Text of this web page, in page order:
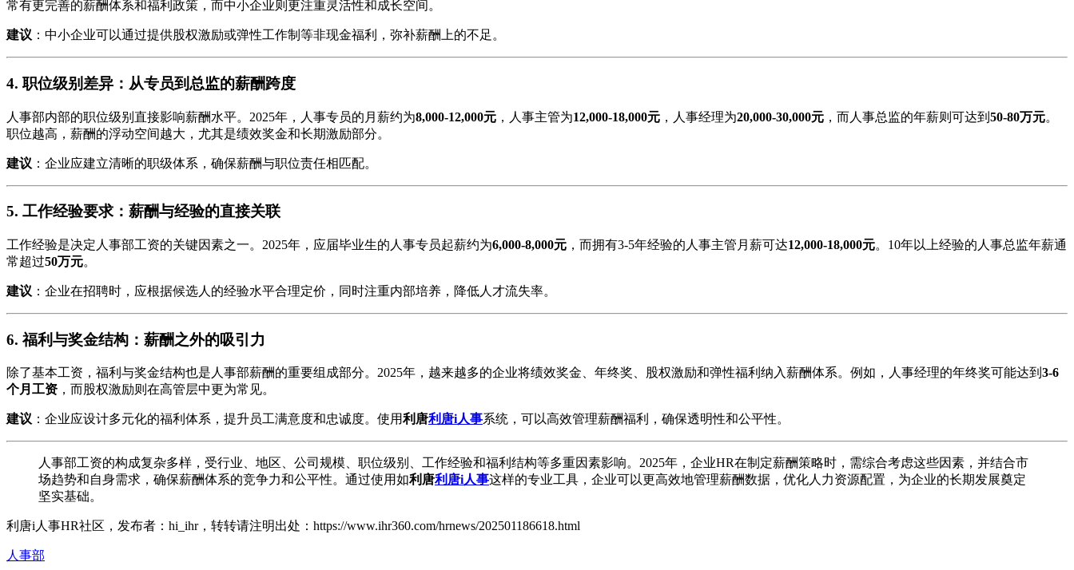
常有更完善的薪酬体系和福利政策，而中小企业则更注重灵活性和成长空间。
建议 ：中小企业可以通过提供股权激励或弹性工作制等非现金福利，弥补薪酬上的不足。
4. 职位级别差异：从专员到总监的薪酬跨度
人事部内部的职位级别直接影响薪酬水平。2025年，人事专员的月薪约为8,000-12,000元 ，人事主管为12,000-18,000元 ，人事经理为20,000-30,000元 ，而人事总监的年薪则可达到 50-80万元。
职位越高，薪酬的浮动空间越大，尤其是绩效奖金和长期激励部分。
建议 ：企业应建立清晰的职级体系，确保薪酬与职位责任相匹配。
5. 工作经验要求：薪酬与经验的直接关联
工作经验是决定人事部工资的关键因素之一。2025年，应届毕业生的人事专员起薪约为6,000-8,000元 ，而拥有3-5年经验的人事主管月薪可达12,000-18,000元。10年以上经验的人事总监年薪通
常超过50万元。
建议 ：企业在招聘时，应根据候选人的经验水平合理定价，同时注重内部培养，降低人才流失率。
6. 福利与奖金结构：薪酬之外的吸引力
除了基本工资，福利与奖金结构也是人事部薪酬的重要组成部分。2025年，越来越多的企业将绩效奖金、年终奖、股权激励和弹性福利纳入薪酬体系。例如，人事经理的年终奖可能达到 3-6
个月工资 ，而股权激励则在高管层中更为常见。
建议 ：企业应设计多元化的福利体系，提升员工满意度和忠诚度。使用利唐利唐i人事系统，可以高效管理薪酬福利，确保透明性和公平性。
人事部工资的构成复杂多样，受行业、地区、公司规模、职位级别、工作经验和福利结构等多重因素影响。2025年，企业HR在制定薪酬策略时，需综合考虑这些因素，并结合市
场趋势和自身需求，确保薪酬体系的竞争力和公平性。通过使用如利唐利唐i人事这样的专业工具，企业可以更高效地管理薪酬数据，优化人力资源配置，为企业的长期发展奠定
坚实基础。
利唐i人事HR社区，发布者：hi_ihr，转转请注明出处： https://www.ihr360.com/hrnews/202501186618.html
人事部